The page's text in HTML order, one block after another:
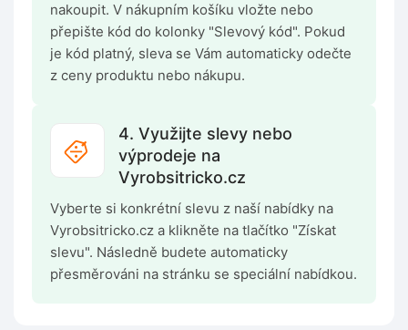
nakoupit. V nákupním košíku vložte nebo
přepište kód do kolonky "Slevový kód". Pokud
je kód platný, sleva se Vám automaticky odečte
z ceny produktu nebo nákupu.
4. Využijte slevy nebo
výprodeje na
Vyrobsitricko.cz
Vyberte si konkrétní slevu z naší nabídky na
Vyrobsitricko.cz a klikněte na tlačítko "Získat
slevu". Následně budete automaticky
přesměrováni na stránku se speciální nabídkou.